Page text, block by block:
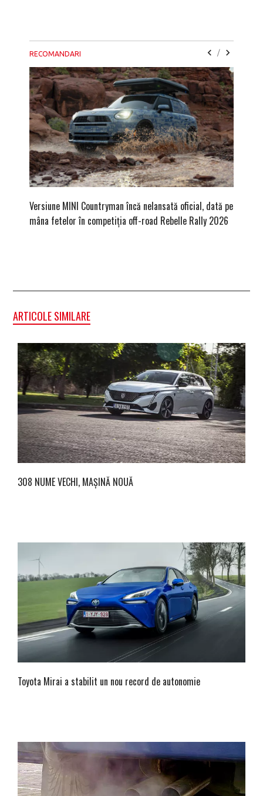
RECOMANDARI /
Versiune MINI Countryman încă nelansată oficial, dată pe
mâna fetelor în competiția off-road Rebelle Rally 2026
ARTICOLE SIMILARE
308 NUME VECHI, MAȘINĂ NOUĂ
Toyota Mirai a stabilit un nou record de autonomie